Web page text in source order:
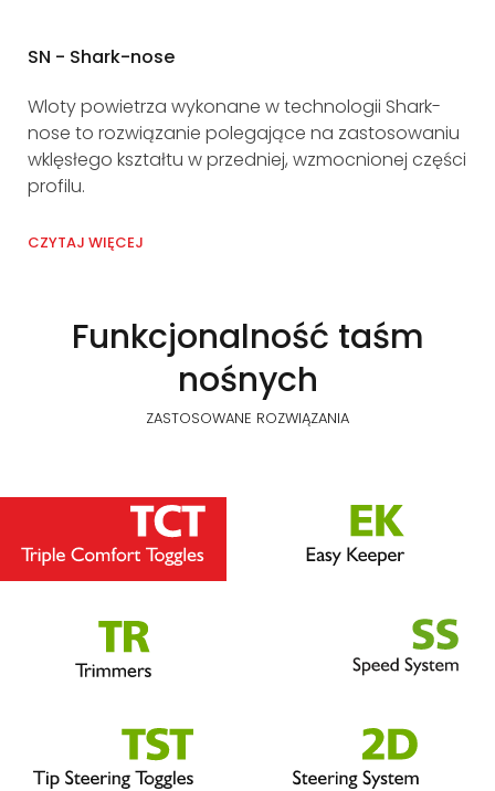
SN - Shark-nose
Wloty powietrza wykonane w technologii Shark-
nose to rozwiązanie polegające na zastosowaniu
wklęsłego kształtu w przedniej, wzmocnionej części
profilu.
CZYTAJ WIĘCEJ
Funkcjonalność taśm
nośnych
ZASTOSOWANE ROZWIĄZANIA